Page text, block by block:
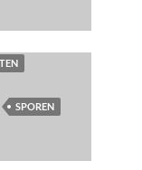
SPOREN